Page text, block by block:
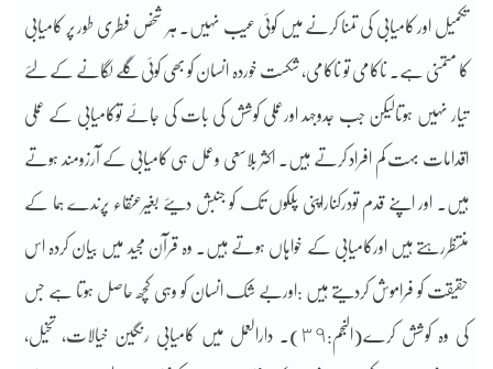
تکمیل اور کامیابی کی تمنا کرنے میں کوئی عیب نہیں۔ ہر شخص فطری طور پر کامیابی
کا متمنی ہے۔ ناکامی تو ناکامی، شکست خوردہ انسان کو بھی کوئی گلے لگانے کے لئے
تیار نہیں ہوتالیکن جب جدوجہد اورعملی کوشش کی بات کی جائے توکامیابی کے عملی
اقدامات بہت کم افراد کرتے ہیں۔ اکثر بلاسعی وعمل ہی کامیابی کے آرزومند ہوتے
ہیں۔ اور اپنے قدم تودرکناراپنی پلکوں تک کو جنبش دیئے بغیرعنقاء پرندے ہما کے
منتظررہتے ہیں اورکامیابی کے خواہاں ہوتے ہیں۔ وہ قرآن مجید میں بیان کردہ اس
حقیقت کو فراموش کردیتے ہیں :اوربے شک انسان کو وہی کچھ حاصل ہوتا ہے جس
کی وہ کوشش کرے(النجم:٣٩)۔ دارالعمل میں کامیابی رنگین خیالات، تخیل،